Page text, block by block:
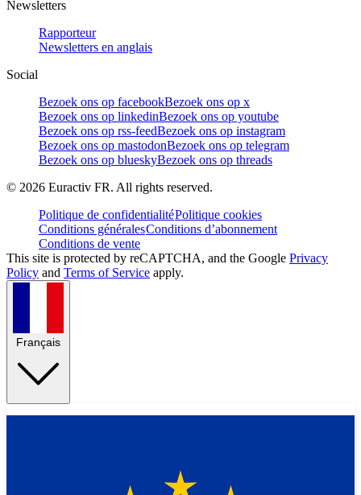
Newsletters
Rapporteur
Newsletters en anglais
Social
Bezoek ons op facebookBezoek ons op x
Bezoek ons op linkedinBezoek ons op youtube
Bezoek ons op rss-feedBezoek ons op instagram
Bezoek ons op mastodonBezoek ons op telegram
Bezoek ons op blueskyBezoek ons op threads
© 2026 Euractiv FR. All rights reserved.
Politique de confidentialitéPolitique cookies
Conditions généralesConditions d’abonnement
Conditions de vente
This site is protected by reCAPTCHA, and the Google Privacy
Policy and Terms of Service apply.
Français